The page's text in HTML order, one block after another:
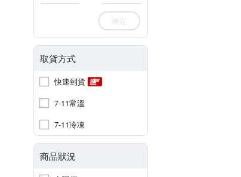
確定
取貨方式
快速到貨
7-11常溫
7-11冷凍
商品狀況